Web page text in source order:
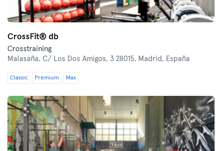
CrossFit® db
Crosstraining
Malasaña, C/ Los Dos Amigos, 3 28015, Madrid, España
Classic Premium Max